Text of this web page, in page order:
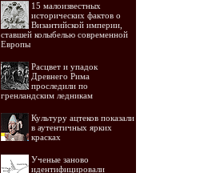
15 малоизвестных
исторических фактов о
Византийской империи,
ставшей колыбелью современной
Европы
Расцвет и упадок
Древнего Рима
проследили по
гренландским ледникам
Культуру ацтеков показали
в аутентичных ярких
красках
Ученые заново
идентифицировали